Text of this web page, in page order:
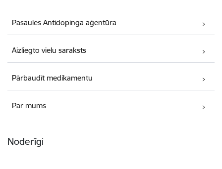
Pasaules Antidopinga aģentūra
Aizliegto vielu saraksts
Pārbaudīt medikamentu
Par mums
Noderīgi